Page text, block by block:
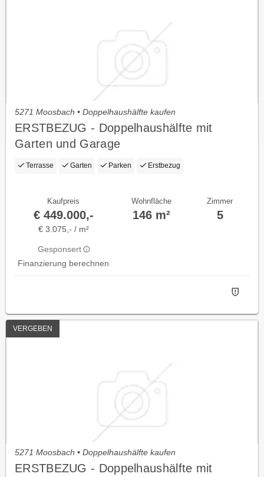
5271 Moosbach • Doppelhaushälfte kaufen
ERSTBEZUG - Doppelhaushälfte mit
Garten und Garage
Terrasse Garten Parken Erstbezug
Kaufpreis
€ 449.000,-
€ 3.075,- / m²
Gesponsert
Finanzierung berechnen
Wohnfläche
146 m²
Zimmer
5
VERGEBEN
5271 Moosbach • Doppelhaushälfte kaufen
ERSTBEZUG - Doppelhaushälfte mit